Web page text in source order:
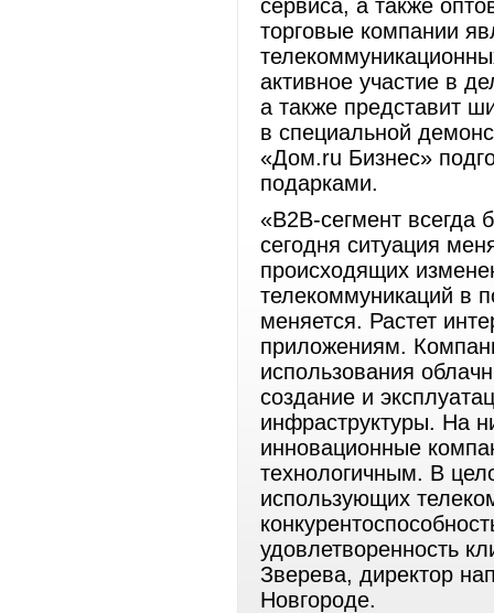
сервиса, а также
торговые компании
активное участие в
а также представит
в специальной
«Дом.ru Бизнес»
подарками.
«B2B-сегмент всегда
сегодня ситуация
происходящих
телекоммуникаций в
меняется. Растет
приложениям.
использования
создание и
инфраструктуры. На
инновационные
технологичным. В
использующих
удовлетворенность
Зверева, директор
Новгороде.